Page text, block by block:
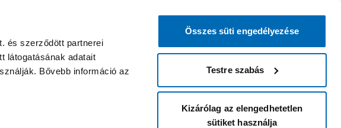
és szerződött partnerei
látogatásának adatait
Bővebb információ az
Összes süti engedélyezése
Testre szabás
Kizárólag az elengedhetetlen
sütiket használja